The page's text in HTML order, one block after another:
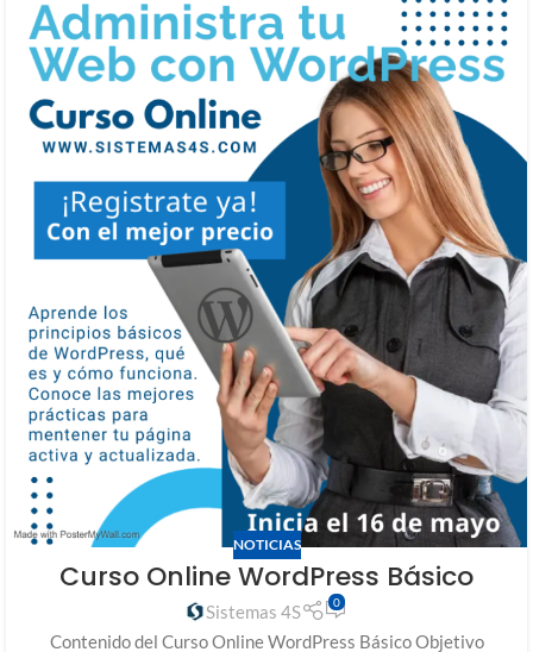
NOTICIAS
Curso Online WordPress Básico
Sistemas 4S 0
Contenido del Curso Online WordPress Básico Objetivo